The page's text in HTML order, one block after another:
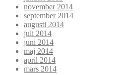
november 2014
september 2014
augusti 2014
juli 2014
juni 2014
maj 2014
april 2014
mars 2014